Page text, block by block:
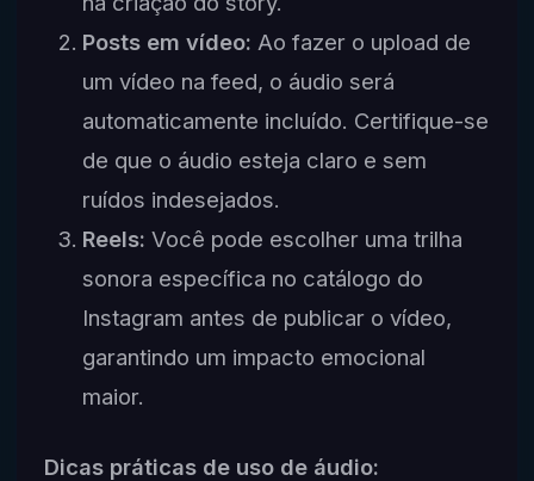
Posts em vídeo: Ao fazer o upload de
um vídeo na feed, o áudio será
automaticamente incluído. Certifique-se
de que o áudio esteja claro e sem
ruídos indesejados.
Reels: Você pode escolher uma trilha
sonora específica no catálogo do
Instagram antes de publicar o vídeo,
garantindo um impacto emocional
maior.
Dicas práticas de uso de áudio: